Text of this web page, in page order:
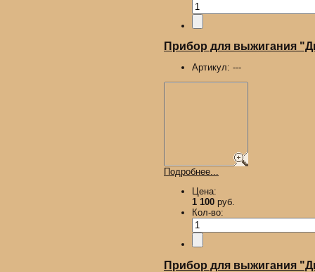
Прибор для выжигания
Артикул: ---
Подробнее...
Цена:
1 100 руб.
Кол-во:
Прибор для выжигания